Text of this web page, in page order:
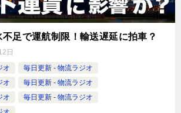
足で運航制限！輸送遅延に拍車？
日
オ
毎日更新 - 物流ラジオ
オ
毎日更新 - 物流ラジオ
オ
毎日更新 - 物流ラジオ